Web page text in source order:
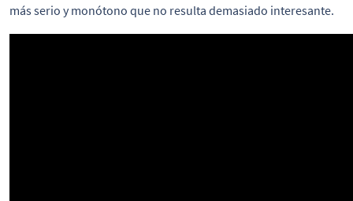
más serio y monótono que no resulta demasiado interesante.